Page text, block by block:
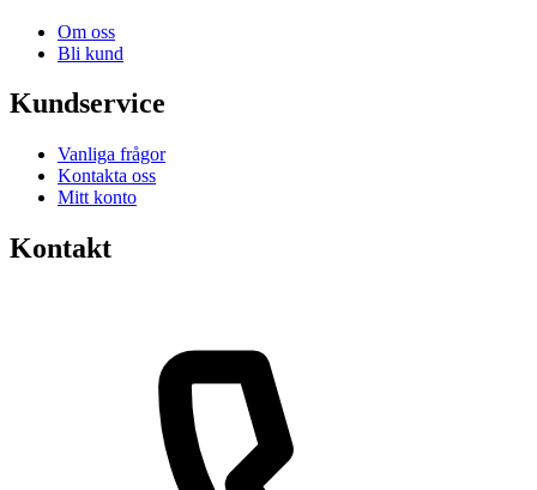
Om oss
Bli kund
Kundservice
Vanliga frågor
Kontakta oss
Mitt konto
Kontakt